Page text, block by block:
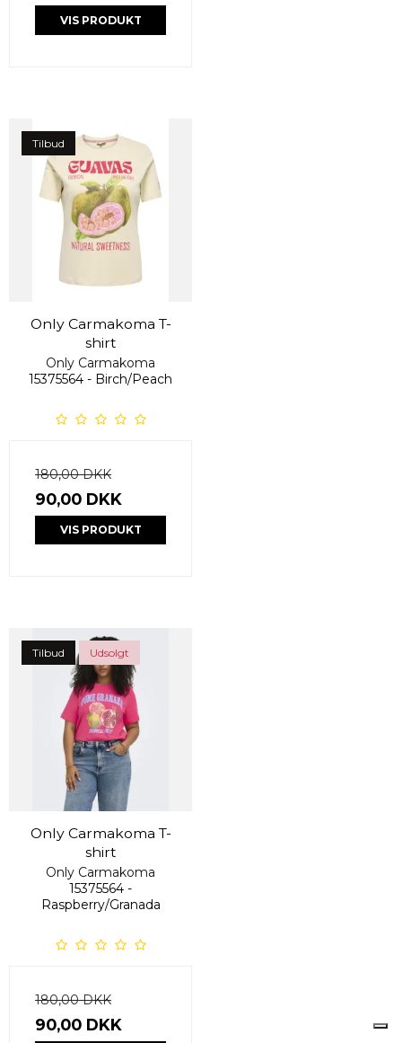
VIS PRODUKT
Tilbud
Only Carmakoma T-
shirt
Only Carmakoma
15375564 - Birch/Peach
180,00 DKK
90,00 DKK
VIS PRODUKT
Tilbud Udsolgt
Only Carmakoma T-
shirt
Only Carmakoma
15375564 -
Raspberry/Granada
180,00 DKK
90,00 DKK